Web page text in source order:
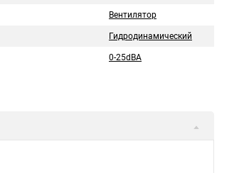
Вентилятор
Гидродинамический
0-25dBA